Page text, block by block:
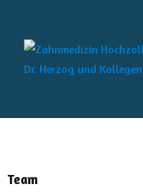
Kollegen
Team